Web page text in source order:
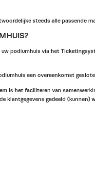
steeds alle passende
podiumhuis via het
een overeenkomst
is het faciliteren van
klantgegevens gedeeld (kunnen)